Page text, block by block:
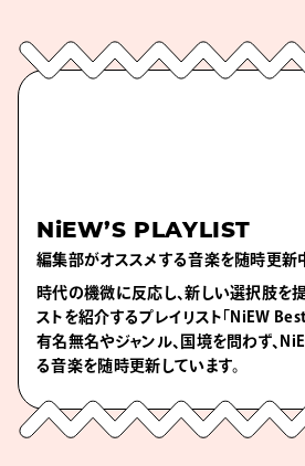
NiEW’S PLAYLIST
編集部がオススメする音楽を随時更新
時代の機微に反応し、新しい選択肢を
ストを紹介するプレイリスト「NiEW Best
有名無名やジャンル、国境を問わず、
る音楽を随時更新しています。